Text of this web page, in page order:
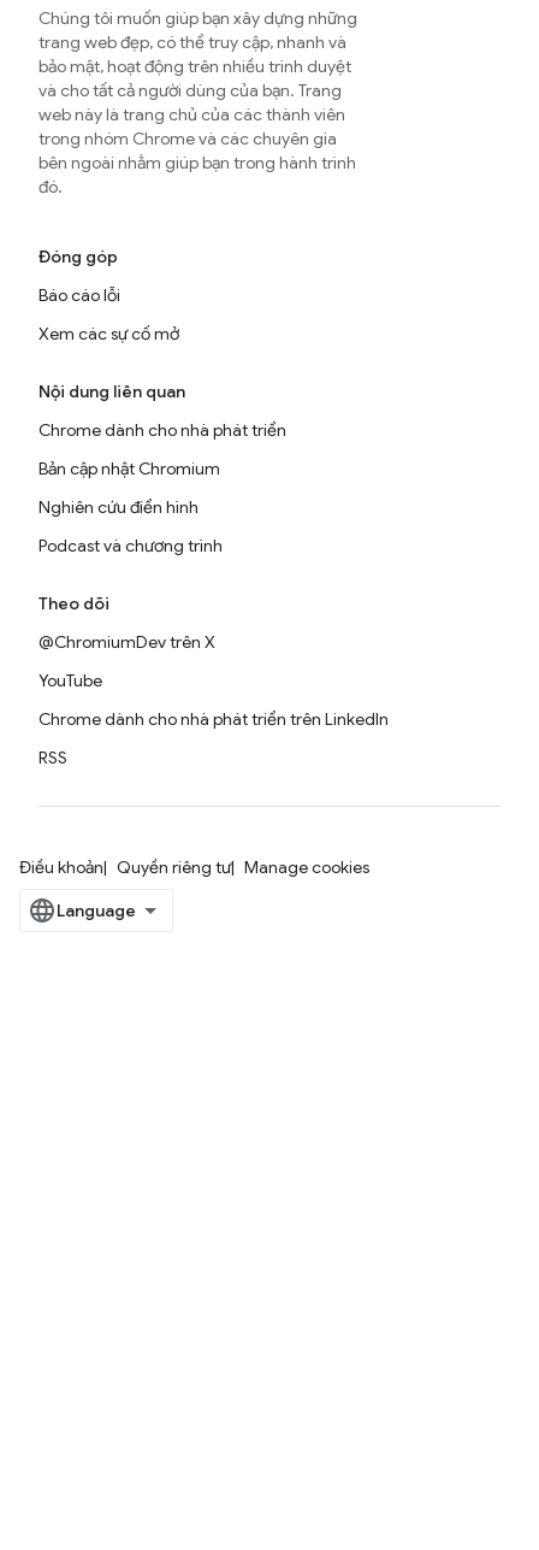
Chúng tôi muốn giúp bạn xây dựng những
trang web đẹp, có thể truy cập, nhanh và
bảo mật, hoạt động trên nhiều trình duyệt
và cho tất cả người dùng của bạn. Trang
web này là trang chủ của các thành viên
trong nhóm Chrome và các chuyên gia
bên ngoài nhằm giúp bạn trong hành trình
đó.
Đóng góp
Báo cáo lỗi
Xem các sự cố mở
Nội dung liên quan
Chrome dành cho nhà phát triển
Bản cập nhật Chromium
Nghiên cứu điển hình
Podcast và chương trình
Theo dõi
@ChromiumDev trên X
YouTube
Chrome dành cho nhà phát triển trên LinkedIn
RSS
Điều khoản Quyền riêng tư Manage cookies